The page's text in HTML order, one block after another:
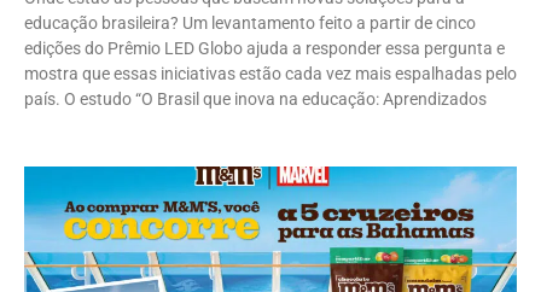
educação brasileira? Um levantamento feito a partir de cinco
edições do Prêmio LED Globo ajuda a responder essa pergunta e
mostra que essas iniciativas estão cada vez mais espalhadas pelo
país. O estudo “O Brasil que inova na educação: Aprendizados